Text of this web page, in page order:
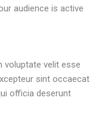
audience is active
voluptate velit esse
sint occaecat
officia deserunt